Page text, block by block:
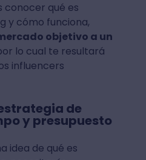
conocer qué es
y cómo funciona,
objetivo a un
lo cual te resultará
influencers
de
y presupuesto
idea de qué es